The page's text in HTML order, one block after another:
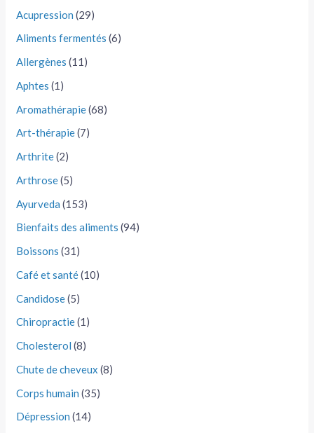
Acupression (29)
Aliments fermentés (6)
Allergènes (11)
Aphtes (1)
Aromathérapie(68)
Art-thérapie(7)
Arthrite(2)
Arthrose(5)
Ayurveda (153)
Bienfaits des aliments (94)
Boissons (31)
Café et santé(10)
Candidose(5)
Chiropractie(1)
Cholesterol (8)
Chute de cheveux (8)
Corps humain (35)
Dépression (14)